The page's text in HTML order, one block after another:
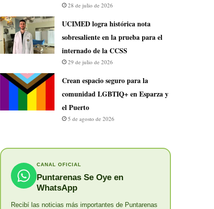
28 de julio de 2026
UCIMED logra histórica nota
sobresaliente en la prueba para el
internado de la CCSS
29 de julio de 2026
Crean espacio seguro para la
comunidad LGBTIQ+ en Esparza y
el Puerto
5 de agosto de 2026
CANAL OFICIAL
Puntarenas Se Oye en
WhatsApp
Recibí las noticias más importantes de Puntarenas